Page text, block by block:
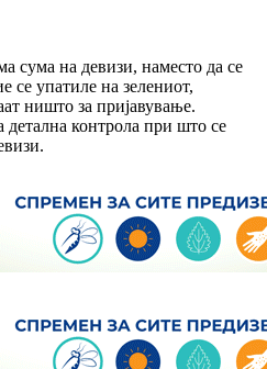
сума на девизи, наместо да се
се упатиле на зелениот,
ништо за пријавување.
детална контрола при што се